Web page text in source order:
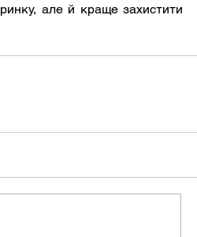
але й краще захистити